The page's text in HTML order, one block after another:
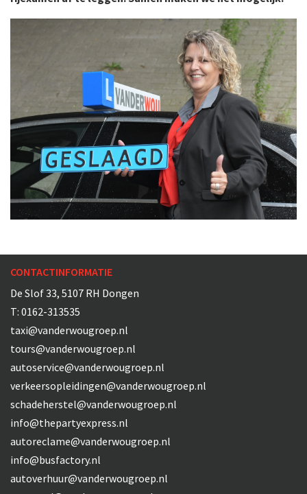
CONTACTINFORMATIE
De Slof 33, 5107 RH Dongen
T: 0162-313535
taxi@vanderwougroep.nl
tours@vanderwougroep.nl
autoservice@vanderwougroep.nl
verkeersopleidingen@vanderwougroep.nl
schadeherstel@vanderwougroep.nl
info@thepartyexpress.nl
autoreclame@vanderwougroep.nl
info@busfactory.nl
autoverhuur@vanderwougroep.nl